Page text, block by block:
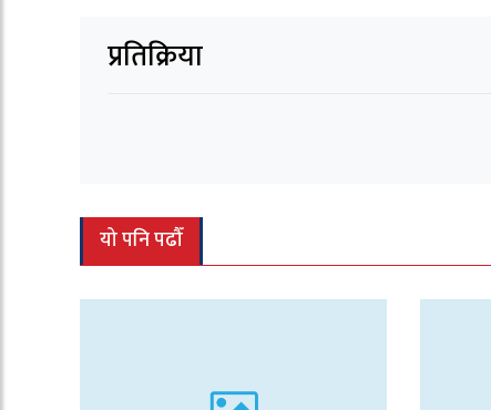
प्रतिक्रिया
यो पनि पढौँ